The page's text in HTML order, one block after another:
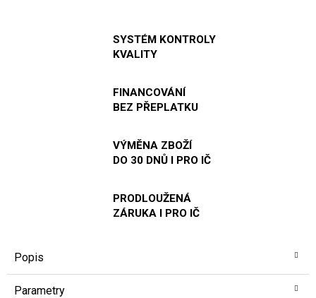
SYSTÉM KONTROLY
KVALITY
FINANCOVÁNÍ
BEZ PŘEPLATKU
VÝMĚNA ZBOŽÍ
DO 30 DNŮ I PRO IČ
PRODLOUŽENÁ
ZÁRUKA I PRO IČ
Popis
Parametry